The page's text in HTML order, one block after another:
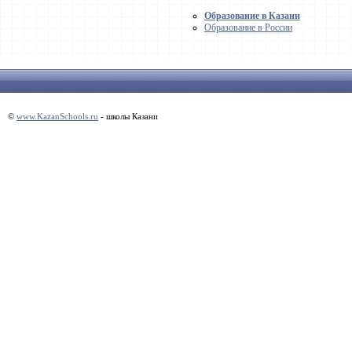
Образование в Казани
Образование в России
© www.KazanSchools.ru - школы Казани